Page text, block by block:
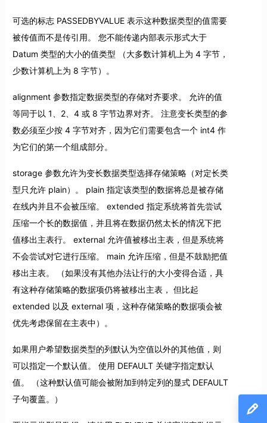
可选的标志 PASSEDBYVALUE 表示这种数据类型的值需要
被传值而不是传引用。 您不能传递内部表示形式大于
Datum 类型的大小的值类型 （大多数计算机上为 4 字节，
少数计算机上为 8 字节）。
alignment 参数指定数据类型的存储对齐要求。 允许的值
等同于以 1、2、4 或 8 字节边界对齐。 注意变长类型的参
数必须至少按 4 字节对齐，因为它们需要包含一个 int4 作
为它们的第一个组成部分。
storage 参数允许为变长数据类型选择存储策略（对定长类
型只允许 plain）。 plain 指定该类型的数据将总是被存储
在线内并且不会被压缩。 extended 指定系统将首先尝试
压缩一个长的数据值，并且将在数据仍然太长的情况下把
值移出主表行。 external 允许值被移出主表，但是系统将
不会尝试对它进行压缩。 main 允许压缩，但是不鼓励把值
移出主表。 （如果没有其他办法让行的大小变得合适，具
有这种存储策略的数据项仍将被移出主表， 但比起
extended 以及 external 项，这种存储策略的数据项会被
优先考虑保留在主表中）。
如果用户希望数据类型的列默认为空值以外的其他值，则
可以指定一个默认值。 使用 DEFAULT 关键字指定默认
值。 （这种默认值可能会被附加到特定列的显式 DEFAULT
子句覆盖。）